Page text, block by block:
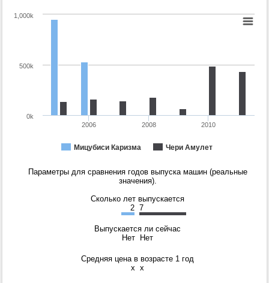
Мицубиси Каризма Чери Амулет
2006 2008 2010
0k
500k
1,000k
Параметры для сравнения годов выпуска машин (реальные
значения).
Сколько лет выпускается
2 7
Выпускается ли сейчас
Нет
Нет
Средняя цена в возрасте 1 год
x x